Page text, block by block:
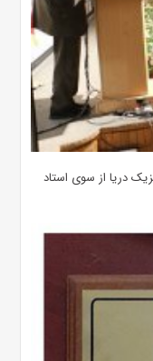
دریا از سوی استاد